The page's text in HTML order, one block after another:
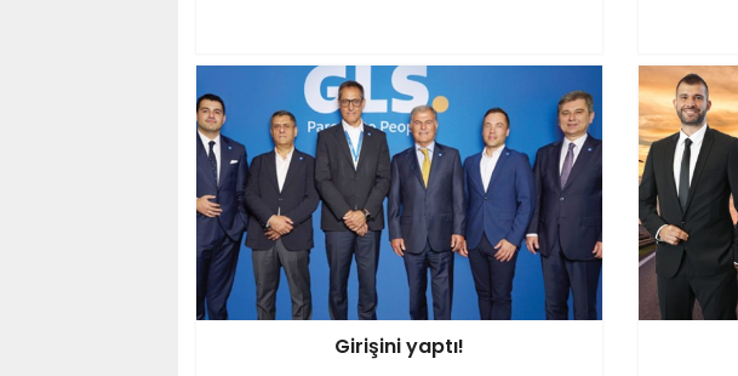
Girişini yaptı!